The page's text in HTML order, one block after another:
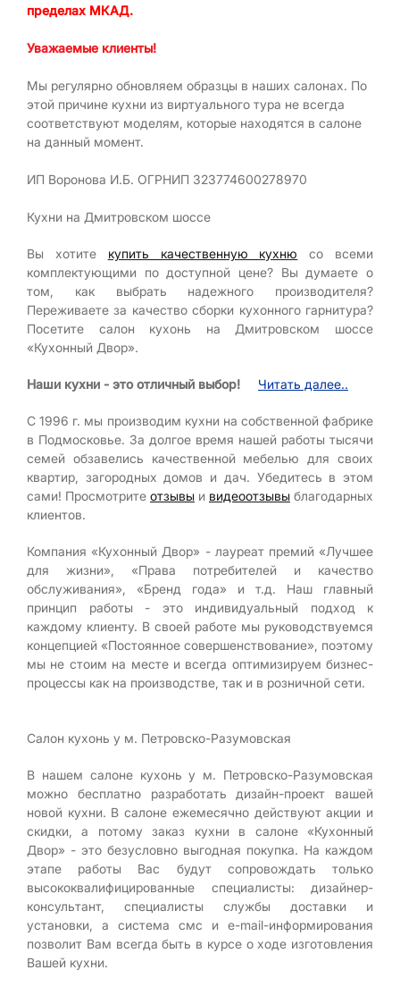
пределах МКАД.
Уважаемые клиенты!
Мы регулярно обновляем образцы в наших салонах. По
этой причине кухни из виртуального тура не всегда
соответствуют моделям, которые находятся в салоне
на данный момент.
ИП Воронова И.Б. ОГРНИП 323774600278970
Кухни на Дмитровском шоссе
Вы хотите купить качественную кухню со всеми
комплектующими по доступной цене? Вы думаете о
том, как выбрать надежного производителя?
Переживаете за качество сборки кухонного гарнитура?
Посетите салон кухонь на Дмитровском шоссе
«Кухонный Двор».
Наши кухни - это отличный выбор! Читать далее..
С 1996 г. мы производим кухни на собственной фабрике
в Подмосковье. За долгое время нашей работы тысячи
семей обзавелись качественной мебелью для своих
квартир, загородных домов и дач. Убедитесь в этом
сами! Просмотрите отзывы и видеоотзывы благодарных
клиентов.
Компания «Кухонный Двор» - лауреат премий «Лучшее
для жизни», «Права потребителей и качество
обслуживания», «Бренд года» и т.д. Наш главный
принцип работы - это индивидуальный подход к
каждому клиенту. В своей работе мы руководствуемся
концепцией «Постоянное совершенствование», поэтому
мы не стоим на месте и всегда оптимизируем бизнес-
процессы как на производстве, так и в розничной сети.
Салон кухонь у м. Петровско-Разумовская
В нашем салоне кухонь у м. Петровско-Разумовская
можно бесплатно разработать дизайн-проект вашей
новой кухни. В салоне ежемесячно действуют акции и
скидки, а потому заказ кухни в салоне «Кухонный
Двор» - это безусловно выгодная покупка. На каждом
этапе работы Вас будут сопровождать только
высококвалифицированные специалисты: дизайнер-
консультант, специалисты службы доставки и
установки, а система смс и e-mail-информирования
позволит Вам всегда быть в курсе о ходе изготовления
Вашей кухни.